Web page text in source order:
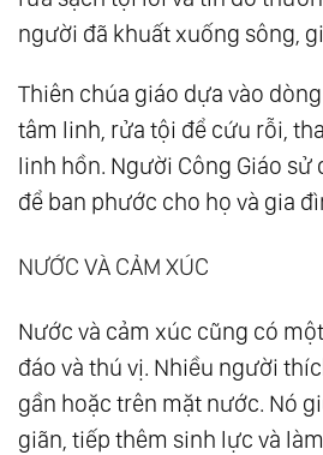
người đã khuất xuống sông,
Thiên chúa giáo dựa vào
tâm linh, rửa tội để cứu rỗi,
linh hồn. Người Công Giáo
để ban phước cho họ và gia
NƯỚC VÀ CẢM XÚC
Nước và cảm xúc cũng có
đáo và thú vị. Nhiều người
gần hoặc trên mặt nước. Nó
giãn, tiếp thêm sinh lực và